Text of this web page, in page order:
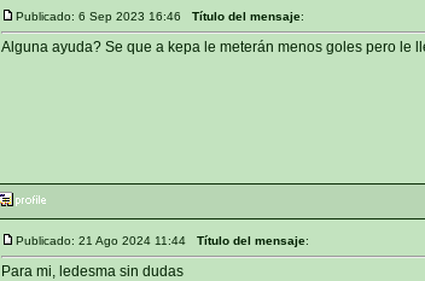
Publicado: 6 Sep 2023 16:46 Título del mensaje:
Alguna ayuda? Se que a kepa le meterán menos goles pero le
Publicado: 21 Ago 2024 11:44 Título del mensaje:
Para mi, ledesma sin dudas